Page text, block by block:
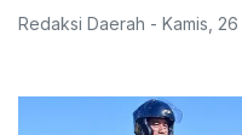
Redaksi Daerah - Kamis 26